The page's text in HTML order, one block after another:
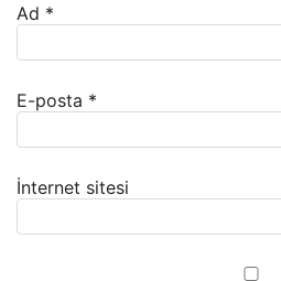
Ad *
E-posta *
İnternet sitesi